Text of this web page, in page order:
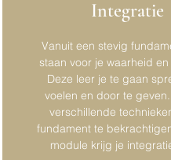
Integratie
Vanuit een stevig
staan voor je waarheid
Deze leer je te gaan
voelen en door te
verschillende
fundament te
module krijg je